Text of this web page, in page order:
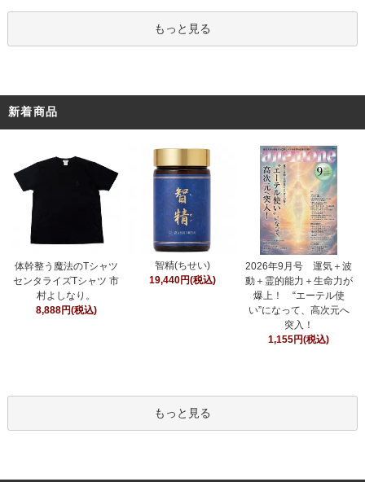
もっと見る
新着商品
体幹整う魔法のTシャツ
センタライズTシャツ 市
村よしなり。
8,888円(税込)
智精(ちせい)
19,440円(税込)
2026年9月号 運気＋波
動＋霊的能力＋生命力が
爆上！ “エーテル使
い”になって、高次元へ
突入！
1,155円(税込)
もっと見る